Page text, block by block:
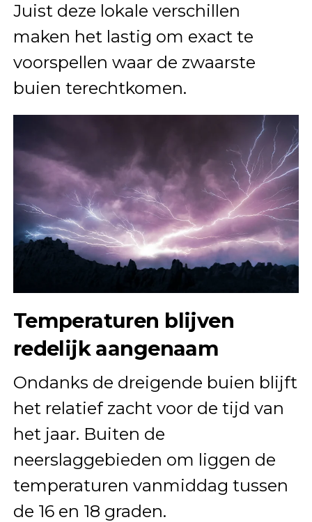
Juist deze lokale verschillen
maken het lastig om exact te
voorspellen waar de zwaarste
buien terechtkomen.
Temperaturen blijven
redelijk aangenaam
Ondanks de dreigende buien blijft
het relatief zacht voor de tijd van
het jaar. Buiten de
neerslaggebieden om liggen de
temperaturen vanmiddag tussen
de 16 en 18 graden.